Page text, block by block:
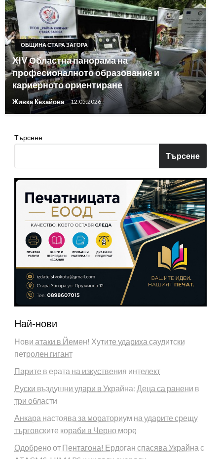
ОБЩИНА СТАРА ЗАГОРА
XIV Областна панорама на
професионалното образование и
кариерното ориентиране
Живка Кехайова 12.05.2026
Търсене
Търсене
Най-нови
Нови атаки в Йемен! Хутите удариха саудитски
петролен гигант
Парите в ерата на изкуствения интелект
Руски въздушни удари в Украйна: Деца са ранени в
три области
Анкара настоява за мораториум на ударите срещу
търговските кораби в Черно море
Одобрено от Пентагона! Ердоган спасява Украйна с